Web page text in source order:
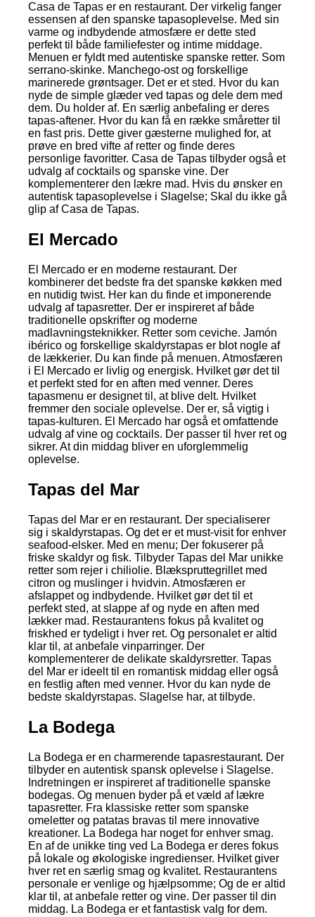
Casa de Tapas er en restaurant. Der virkelig fanger
essensen af den spanske tapasoplevelse. Med sin
varme og indbydende atmosfære er dette sted
perfekt til både familiefester og intime middage.
Menuen er fyldt med autentiske spanske retter. Som
serrano-skinke. Manchego-ost og forskellige
marinerede grøntsager. Det er et sted. Hvor du kan
nyde de simple glæder ved tapas og dele dem med
dem. Du holder af. En særlig anbefaling er deres
tapas-aftener. Hvor du kan få en række småretter til
en fast pris. Dette giver gæsterne mulighed for, at
prøve en bred vifte af retter og finde deres
personlige favoritter. Casa de Tapas tilbyder også et
udvalg af cocktails og spanske vine. Der
komplementerer den lækre mad. Hvis du ønsker en
autentisk tapasoplevelse i Slagelse; Skal du ikke gå
glip af Casa de Tapas.
El Mercado
El Mercado er en moderne restaurant. Der
kombinerer det bedste fra det spanske køkken med
en nutidig twist. Her kan du finde et imponerende
udvalg af tapasretter. Der er inspireret af både
traditionelle opskrifter og moderne
madlavningsteknikker. Retter som ceviche. Jamón
ibérico og forskellige skaldyrstapas er blot nogle af
de lækkerier. Du kan finde på menuen. Atmosfæren
i El Mercado er livlig og energisk. Hvilket gør det til
et perfekt sted for en aften med venner. Deres
tapasmenu er designet til, at blive delt. Hvilket
fremmer den sociale oplevelse. Der er, så vigtig i
tapas-kulturen. El Mercado har også et omfattende
udvalg af vine og cocktails. Der passer til hver ret og
sikrer. At din middag bliver en uforglemmelig
oplevelse.
Tapas del Mar
Tapas del Mar er en restaurant. Der specialiserer
sig i skaldyrstapas. Og det er et must-visit for enhver
seafood-elsker. Med en menu; Der fokuserer på
friske skaldyr og fisk. Tilbyder Tapas del Mar unikke
retter som rejer i chiliolie. Blækspruttegrillet med
citron og muslinger i hvidvin. Atmosfæren er
afslappet og indbydende. Hvilket gør det til et
perfekt sted, at slappe af og nyde en aften med
lækker mad. Restaurantens fokus på kvalitet og
friskhed er tydeligt i hver ret. Og personalet er altid
klar til, at anbefale vinparringer. Der
komplementerer de delikate skaldyrsretter. Tapas
del Mar er ideelt til en romantisk middag eller også
en festlig aften med venner. Hvor du kan nyde de
bedste skaldyrstapas. Slagelse har, at tilbyde.
La Bodega
La Bodega er en charmerende tapasrestaurant. Der
tilbyder en autentisk spansk oplevelse i Slagelse.
Indretningen er inspireret af traditionelle spanske
bodegas. Og menuen byder på et væld af lækre
tapasretter. Fra klassiske retter som spanske
omeletter og patatas bravas til mere innovative
kreationer. La Bodega har noget for enhver smag.
En af de unikke ting ved La Bodega er deres fokus
på lokale og økologiske ingredienser. Hvilket giver
hver ret en særlig smag og kvalitet. Restaurantens
personale er venlige og hjælpsomme; Og de er altid
klar til, at anbefale retter og vine. Der passer til din
middag. La Bodega er et fantastisk valg for dem.